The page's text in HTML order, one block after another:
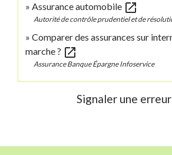
Assurance automobile open_in_new
Autorité de contrôle prudentiel et de
Comparer des assurances sur
marche ? open_in_new
Assurance Banque Épargne Infoservice
Signaler une